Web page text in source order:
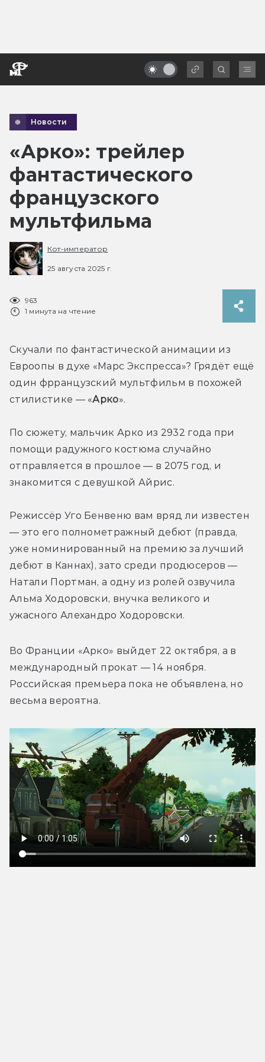
Новости
«Арко»: трейлер
фантастического
французского
мультфильма
Кот-император
25 августа 2025 г.
963
1 минута на чтение
Скучали по фантастической анимации из
Евроопы в духе «Марс Экспресса»? Грядёт ещё
один фрранцузский мультфильм в похожей
стилистике — «Арко».
По сюжету, мальчик Арко из 2932 года при
помощи радужного костюма случайно
отправляется в прошлое — в 2075 год, и
знакомится с девушкой Айрис.
Режиссёр Уго Бенвеню вам вряд ли известен
— это его полнометражный дебют (правда,
уже номинированный на премию за лучший
дебют в Каннах), зато среди продюсеров —
Натали Портман, а одну из ролей озвучила
Альма Ходоровски, внучка великого и
ужасного Алехандро Ходоровски.
Во Франции «Арко» выйдет 22 октября, а в
международный прокат — 14 ноября.
Российская премьера пока не объявлена, но
весьма вероятна.